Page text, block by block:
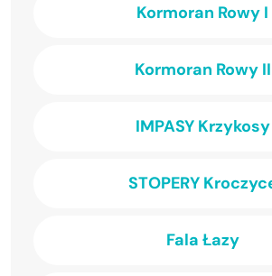
Kormoran Rowy I
Kormoran Rowy II
IMPASY Krzykosy
STOPERY
Fala Łazy